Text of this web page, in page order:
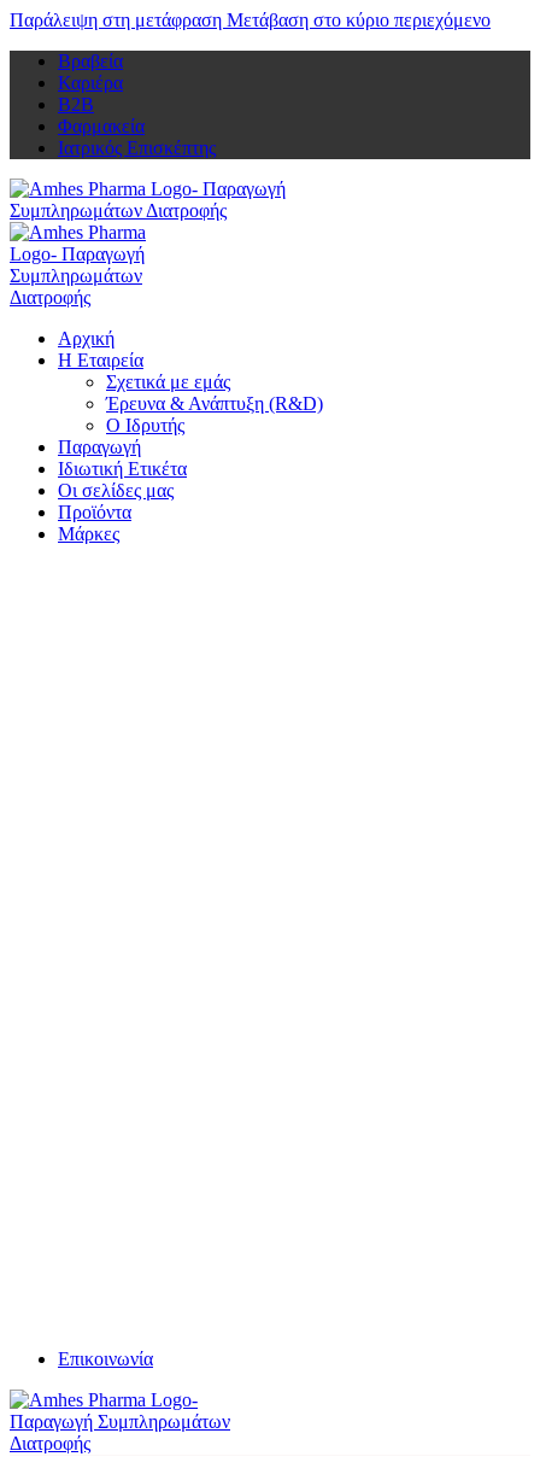
Παράλειψη στη μετάφραση Μετάβαση στο κύριο περιεχόμενο
Βραβεία
Καριέρα
Β2Β
Φαρμακεία
Ιατρικός Επισκέπτης
Αρχική
Η Εταιρεία
Σχετικά με εμάς
Έρευνα & Ανάπτυξη (R&D)
Ο Ιδρυτής
Παραγωγή
Ιδιωτική Ετικέτα
Οι σελίδες μας
Προϊόντα
Μάρκες
Επικοινωνία